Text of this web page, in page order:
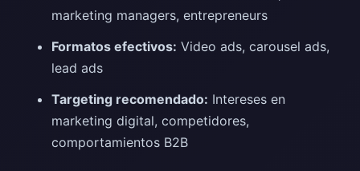
marketing managers, entrepreneurs
Formatos efectivos: Video ads, carousel ads,
lead ads
Targeting recomendado: Intereses en
marketing digital, competidores,
comportamientos B2B